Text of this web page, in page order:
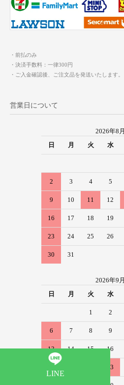
・前払のみ
・決済手数料：一律300円
・ご入金確認後、ご注文品を発送いたします。
営業日について
2026年8月
日
月 火 水
2 3 4 5
9 10 11 12
16 17 18 19
23 24 25 26
30 31
2026年9月
日
月 火 水
1 2
6 7 8 9
13 14 15 16
23
LINE